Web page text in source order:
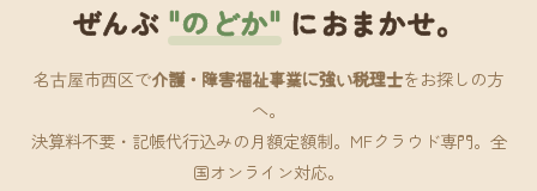
ぜんぶ "のどか" におまかせ。
名古屋市西区で介護・障害福祉事業に強い税理士をお探しの方
へ。
決算料不要・記帳代行込みの月額定額制。MFクラウド専門。全
国オンライン対応。